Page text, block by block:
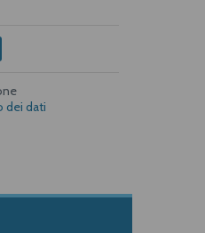
dei dati